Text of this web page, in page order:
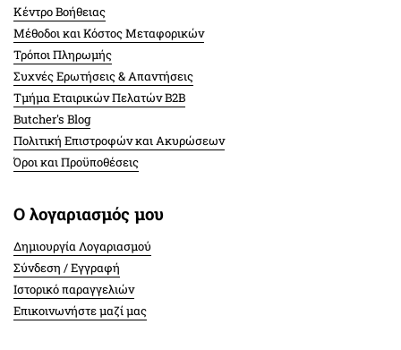
Κέντρο Βοήθειας
Μέθοδοι και Κόστος Μεταφορικών
Τρόποι Πληρωμής
Συχνές Ερωτήσεις & Απαντήσεις
Τμήμα Εταιρικών Πελατών Β2Β
Butcher's Blog
Πολιτική Επιστροφών και Ακυρώσεων
Όροι και Προϋποθέσεις
Ο λογαριασμός μου
Δημιουργία Λογαριασμού
Σύνδεση / Εγγραφή
Ιστορικό παραγγελιών
Επικοινωνήστε μαζί μας